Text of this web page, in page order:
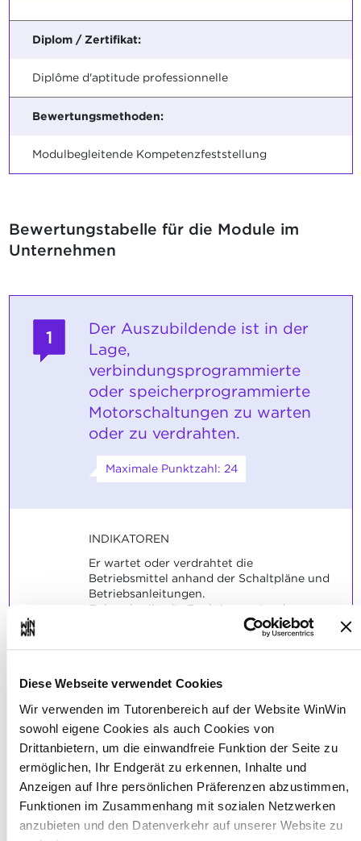
Diese Webseite verwendet Cookies
Wir verwenden im Tutorenbereich auf der Website WinWin
sowohl eigene Cookies als auch Cookies von
Drittanbietern, um die einwandfreie Funktion der Seite zu
ermöglichen, Ihr Endgerät zu erkennen, Inhalte und
Anzeigen auf Ihre persönlichen Präferenzen abzustimmen,
Funktionen im Zusammenhang mit sozialen Netzwerken
anzubieten und den Datenverkehr auf unserer Website zu
Diplom / Zertifikat:
Diplôme d'aptitude professionnelle
Bewertungsmethoden:
Modulbegleitende Kompetenzfeststellung
Bewertungstabelle für die Module im
Unternehmen
1
Der Auszubildende ist in der
Lage,
verbindungsprogrammierte
oder speicherprogrammierte
Motorschaltungen zu warten
oder zu verdrahten.
Maximale Punktzahl: 24
INDIKATOREN
Er wartet oder verdrahtet die
Betriebsmittel anhand der Schaltpläne und
Betriebsanleitungen.
Er beschreibt die Funktionsweise der
Er nimmt die Installation in Betrieb.
Er überprüft die ordnungsgemäße
auftretende Fehler.
SOCKEL
Die indikatorbezogenen typischen
Aufgabenstellungen sind zufriedenstellend
gelöst.